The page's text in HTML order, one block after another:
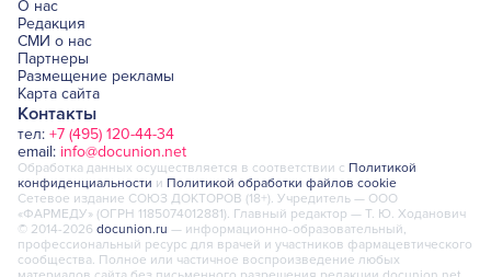
О нас
Редакция
СМИ о нас
Партнеры
Размещение рекламы
Карта сайта
Контакты
тел: +7 (495) 120-44-34
email: info@docunion.net
Обработка данных осуществляется в соответствии с Политикой
конфиденциальности и Политикой обработки файлов cookie
Сетевое издание СОЮЗ ДОКТОРОВ (18+). Учредитель — ООО
«ФАРМЕДУ» (ОГРН 1185074012881). Главный редактор — Т. Ю. Ходанович
© 2014-2026 docunion.ru — информационно-образовательный,
профессиональный ресурс для врачей и участников фармацевтического
сообщества. Полное или частичное воспроизведение любых